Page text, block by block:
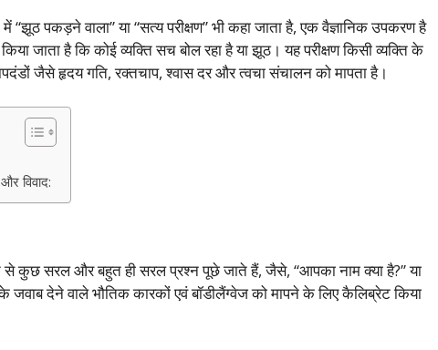
में “झूठ पकड़ने वाला” या “सत्य परीक्षण” भी कहा जाता है, एक वैज्ञानिक उपकरण है
जाता है कि कोई व्यक्ति सच बोल रहा है या झूठ। यह परीक्षण किसी व्यक्ति के
जैसे हृदय गति, रक्तचाप, श्वास दर और त्वचा संचालन को मापता है।
विवाद:
से कुछ सरल और बहुत ही सरल प्रश्न पूछे जाते हैं, जैसे, “आपका नाम क्या है?” या
देने वाले भौतिक कारकों एवं बॉडीलैंग्वेज को मापने के लिए कैलिब्रेट किया